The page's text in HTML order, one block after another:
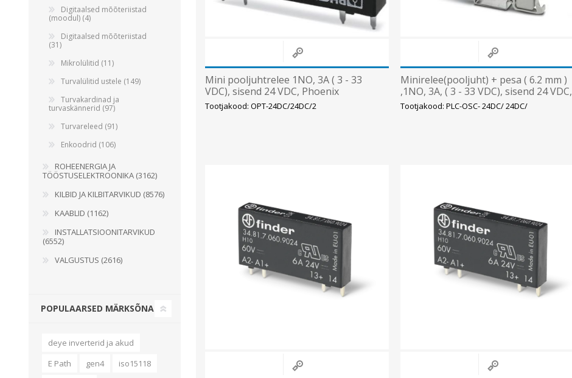
Mini pooljuhtrelee 1NO, 3A ( 3 - 33
VDC), sisend 24 VDC, Phoenix
Tootjakood: OPT-24DC/24DC/2
Minirelee(pooljuht) + pesa ( 6.2 mm )
,1NO, 3A, ( 3 - 33 VDC), sisend 24 VDC,
LED, ( kruviklemm), Ph
Tootjakood: PLC-OSC- 24DC/ 24DC/
Digitaalsed mõõteriistad
(moodul) (4)
Digitaalsed mõõteriistad
(31)
Mikrolülitid (11)
Turvalülitid ustele (149)
Turvakardinad ja
turvaskännerid (97)
Turvareleed (91)
Enkoodrid (106)
ROHEENERGIA JA
TÖÖSTUSELEKTROONIKA (3162)
KILBID JA KILBITARVIKUD (8576)
KAABLID (1162)
INSTALLATSIOONITARVIKUD
(6552)
VALGUSTUS (2616)
POPULAARSED MÄRKSÕNAD
deye inverterid ja akud
E Path
gen4
iso15118